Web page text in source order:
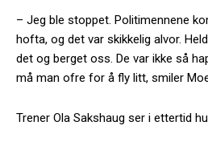
– Jeg ble stoppet. Politimennene
hofta, og det var skikkelig alvor.
det og berget oss. De var ikke så
må man ofre for å fly litt, smiler
Trener Ola Sakshaug ser i ettertid